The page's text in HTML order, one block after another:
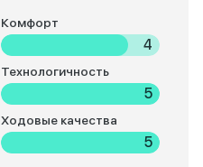
Комфорт
4
Технологичность
5
Ходовые качества
5